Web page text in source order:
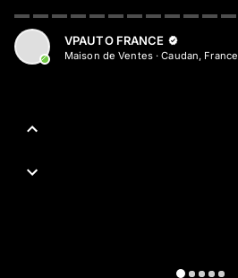
VPAUTO FRANCE
Maison de Ventes·Caudan, France